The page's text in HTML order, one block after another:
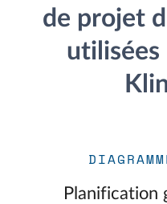
de projet
utilisées
Planification